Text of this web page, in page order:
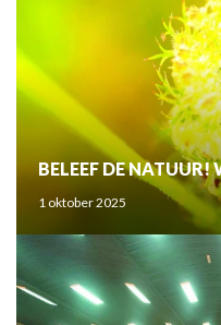
BELEEF DE
1 oktober 2025